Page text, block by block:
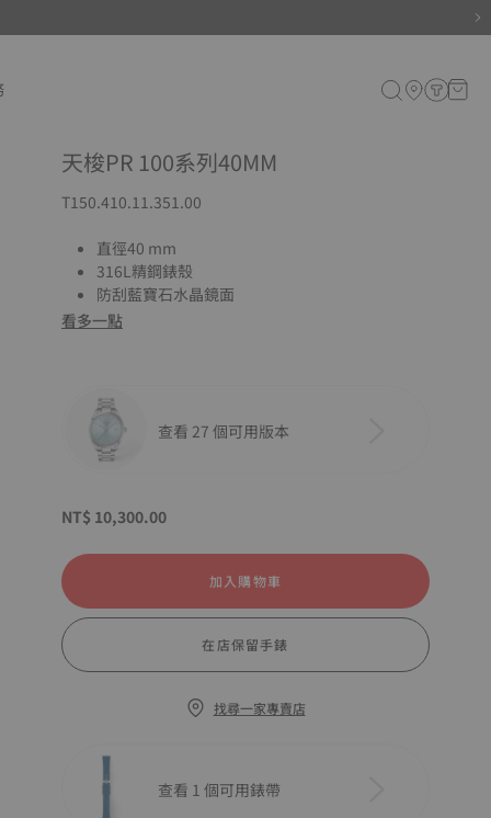
天梭PR 100系列40MM
T150.410.11.351.00
直徑40 mm
316L精鋼錶殼
防刮藍寶石水晶鏡面
看多一點
查看 27 個可用版本
NT$ 10,300.00
加入購物車
在店保留手錶
找尋一家專賣店
查看 1 個可用錶帶